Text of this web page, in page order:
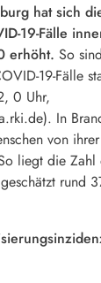
hat sich
19-Fälle
erhöht. So
19-Fälle
0 Uhr,
In
von
liegt die
rund